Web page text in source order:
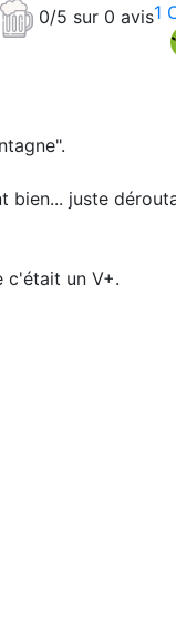
1
0/5 sur 0 avis
bien... juste
c'était un V+.